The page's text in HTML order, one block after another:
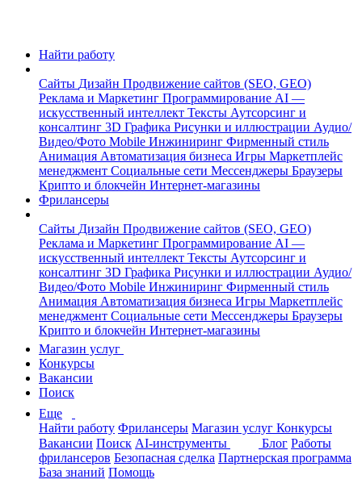
Найти работу
Сайты Дизайн Продвижение сайтов (SEO, GEO)
Реклама и Маркетинг Программирование AI —
искусственный интеллект Тексты Аутсорсинг и
консалтинг 3D Графика Рисунки и иллюстрации Аудио/
Видео/Фото Mobile Инжиниринг Фирменный стиль
Анимация Автоматизация бизнеса Игры Маркетплейс
менеджмент Социальные сети Мессенджеры Браузеры
Крипто и блокчейн Интернет-магазины
Фрилансеры
Сайты Дизайн Продвижение сайтов (SEO, GEO)
Реклама и Маркетинг Программирование AI —
искусственный интеллект Тексты Аутсорсинг и
консалтинг 3D Графика Рисунки и иллюстрации Аудио/
Видео/Фото Mobile Инжиниринг Фирменный стиль
Анимация Автоматизация бизнеса Игры Маркетплейс
менеджмент Социальные сети Мессенджеры Браузеры
Крипто и блокчейн Интернет-магазины
Магазин услуг
Конкурсы
Вакансии
Поиск
Еще
Найти работу Фрилансеры Магазин услуг Конкурсы
Вакансии Поиск AI-инструменты Блог Работы
фрилансеров Безопасная сделка Партнерская программа
База знаний Помощь